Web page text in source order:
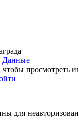
Данные
чтобы просмотреть
для